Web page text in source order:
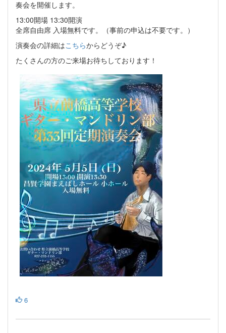
奏会を開催します。
13:00開場 13:30開演
全席自由席 入場無料です。（事前の申込は不要です。）
演奏会の詳細はこちらからどうぞ♪
たくさんの方のご来場お待ちしております！
6